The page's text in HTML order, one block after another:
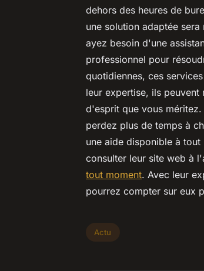
dehors des heures de
une solution adaptée
ayez besoin d'une
professionnel pour
quotidiennes, ces
leur expertise, ils
d'esprit que vous
perdez plus de temps à
une aide disponible à
consulter leur site web à
tout moment. Avec leur
pourrez compter sur eux
Actu